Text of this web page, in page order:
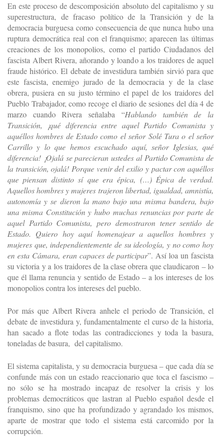
En este proceso de descomposición absoluto del capitalismo y su
superestructura, de fracaso político de la Transición y de la
democracia burguesa como consecuencia de que nunca hubo una
ruptura democrática real con el franquismo; aparecen las últimas
creaciones de los monopolios, como el partido Ciudadanos del
fascista Albert Rivera, añorando y loando a los traidores de aquel
fraude histórico. El debate de investidura también sirvió para que
este fascista, enemigo jurado de la democracia y de la clase
obrera, pusiera en su justo término el papel de los traidores del
Pueblo Trabajador, como recoge el diario de sesiones del día 4 de
marzo cuando Rivera señalaba “Hablando también de la
Transición, ¡qué diferencia entre aquel Partido Comunista y
aquéllos hombres de Estado como el señor Solé Tura o el señor
Carrillo y lo que hemos escuchado aquí, señor Iglesias, qué
diferencia! ¡Ojalá se parecieran ustedes al Partido Comunista de
la transición, ojalá! Porque venir del exilio y pactar con aquéllos
que piensan distinto sí que era épica, (…) Épica de verdad.
Aquellos hombres y mujeres trajeron libertad, igualdad, amnistía,
autonomía y se dieron la mano bajo una misma bandera, bajo
una misma Constitución y hubo muchas renuncias por parte de
aquel Partido Comunista, pero demostraron tener sentido de
Estado. Quiero hoy aquí homenajear a aquellos hombres y
mujeres que, independientemente de su ideología, y no como hoy
en esta Cámara, eran capaces de participar”. Así loa un fascista
su victoria y a los traidores de la clase obrera que claudicaron – lo
que él llama renuncia y sentido de Estado – a los intereses de los
monopolios contra los intereses del pueblo.
Por más que Albert Rivera anhele el periodo de Transición, el
debate de investidura y, fundamentalmente el curso de la historia,
han sacado a flote todas las contradicciones y toda la basura,
toneladas de basura, del capitalismo.
El sistema capitalista, y su democracia burguesa – que cada día se
confunde más con un estado reaccionario que toca el fascismo –
no sólo se ha mostrado incapaz de resolver la crisis y los
problemas democráticos que lastran al Pueblo español desde el
franquismo, sino que ha profundizado y agrandado los mismos,
aparte de mostrar que todo el sistema está carcomido por la
corrupción.